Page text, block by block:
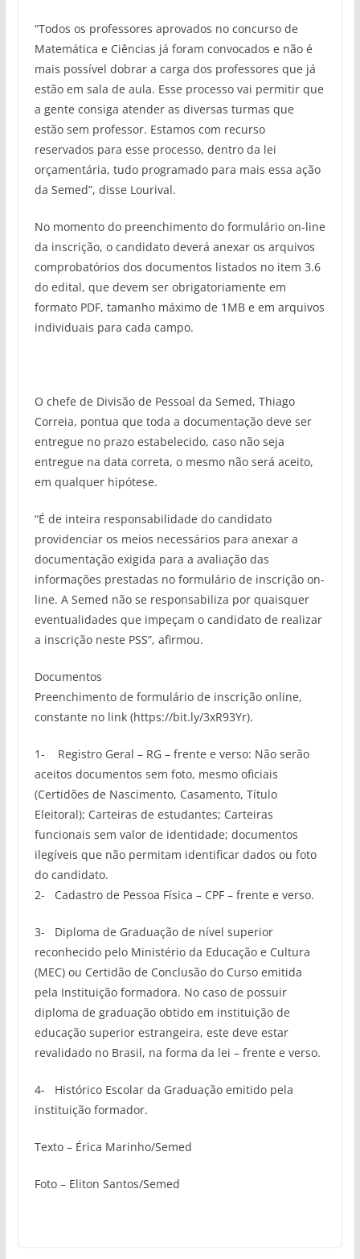
“Todos os professores aprovados no concurso de
Matemática e Ciências já foram convocados e não é
mais possível dobrar a carga dos professores que já
estão em sala de aula. Esse processo vai permitir que
a gente consiga atender as diversas turmas que
estão sem professor. Estamos com recurso
reservados para esse processo, dentro da lei
orçamentária, tudo programado para mais essa ação
da Semed”, disse Lourival.
No momento do preenchimento do formulário on-line
da inscrição, o candidato deverá anexar os arquivos
comprobatórios dos documentos listados no item 3.6
do edital, que devem ser obrigatoriamente em
formato PDF, tamanho máximo de 1MB e em arquivos
individuais para cada campo.
O chefe de Divisão de Pessoal da Semed, Thiago
Correia, pontua que toda a documentação deve ser
entregue no prazo estabelecido, caso não seja
entregue na data correta, o mesmo não será aceito,
em qualquer hipótese.
“É de inteira responsabilidade do candidato
providenciar os meios necessários para anexar a
documentação exigida para a avaliação das
informações prestadas no formulário de inscrição on-
line. A Semed não se responsabiliza por quaisquer
eventualidades que impeçam o candidato de realizar
a inscrição neste PSS”, afirmou.
Documentos
Preenchimento de formulário de inscrição online,
constante no link (https://bit.ly/3xR93Yr).
1- Registro Geral – RG – frente e verso: Não serão
aceitos documentos sem foto, mesmo oficiais
(Certidões de Nascimento, Casamento, Título
Eleitoral); Carteiras de estudantes; Carteiras
funcionais sem valor de identidade; documentos
ilegíveis que não permitam identificar dados ou foto
do candidato.
2- Cadastro de Pessoa Física – CPF – frente e verso.
3- Diploma de Graduação de nível superior
reconhecido pelo Ministério da Educação e Cultura
(MEC) ou Certidão de Conclusão do Curso emitida
pela Instituição formadora. No caso de possuir
diploma de graduação obtido em instituição de
educação superior estrangeira, este deve estar
revalidado no Brasil, na forma da lei – frente e verso.
4- Histórico Escolar da Graduação emitido pela
instituição formador.
Texto – Érica Marinho/Semed
Foto – Eliton Santos/Semed